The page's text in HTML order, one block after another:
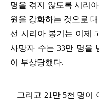
명을 겪지 않도록 시리
원을 강화하는 것으로
선 시리아 봉기는 이제 5
사망자 수는 33만 명을
이 부상당했다.
그리고 21 만 5천 명이